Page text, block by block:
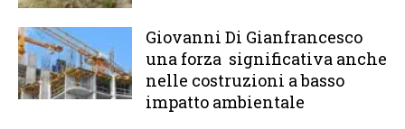
Giovanni Di Gianfrancesco
una forza significativa anche
nelle costruzioni a basso
impatto ambientale